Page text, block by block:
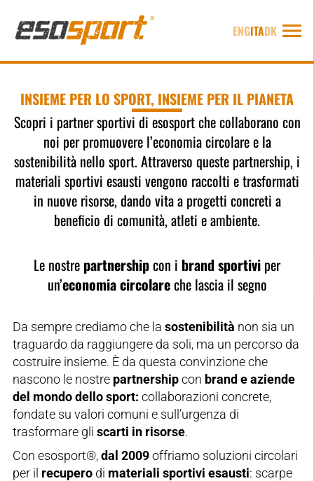
ENGITADK
INSIEME PER LO SPORT, INSIEME PER IL PIANETA
Scopri i partner sportivi di esosport che collaborano con
noi per promuovere l’economia circolare e la
sostenibilità nello sport. Attraverso queste partnership, i
materiali sportivi esausti vengono raccolti e trasformati
in nuove risorse, dando vita a progetti concreti a
beneficio di comunità, atleti e ambiente.
Le nostre partnershipcon i brand sportivi per
un’economia circolareche lascia il segno
Da sempre crediamo che la sostenibilità non sia un
traguardo da raggiungere da soli, ma un percorso da
costruire insieme. È da questa convinzione che
nascono le nostre partnershipcon brand e aziende
del mondo dello sport: collaborazioni concrete,
fondate su valori comuni e sull’urgenza di
trasformare gli scarti in risorse.
Con esosport®,dal 2009offriamo soluzioni circolari
per il recupero di materiali sportivi esausti: scarpe